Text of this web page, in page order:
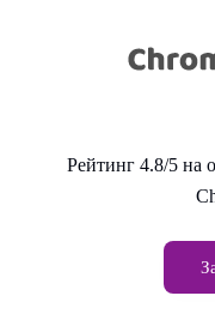
Рейтинг 4.8/5 на